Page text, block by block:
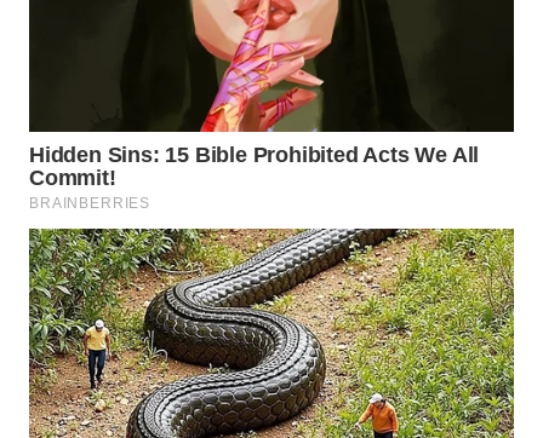
WN
DAIRI
WN
DANAU
TOBA
WN
NIAS